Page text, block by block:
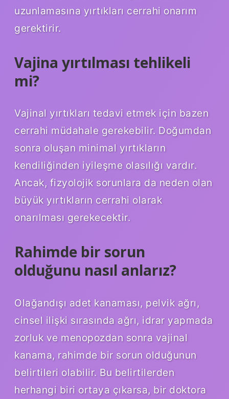
uzunlamasına yırtıkları cerrahi onarım
gerektirir.
Vajina yırtılması tehlikeli
mi?
Vajinal yırtıkları tedavi etmek için bazen
cerrahi müdahale gerekebilir. Doğumdan
sonra oluşan minimal yırtıkların
kendiliğinden iyileşme olasılığı vardır.
Ancak, fizyolojik sorunlara da neden olan
büyük yırtıkların cerrahi olarak
onarılması gerekecektir.
Rahimde bir sorun
olduğunu nasıl anlarız?
Olağandışı adet kanaması, pelvik ağrı,
cinsel ilişki sırasında ağrı, idrar yapmada
zorluk ve menopozdan sonra vajinal
kanama, rahimde bir sorun olduğunun
belirtileri olabilir. Bu belirtilerden
herhangi biri ortaya çıkarsa, bir doktora